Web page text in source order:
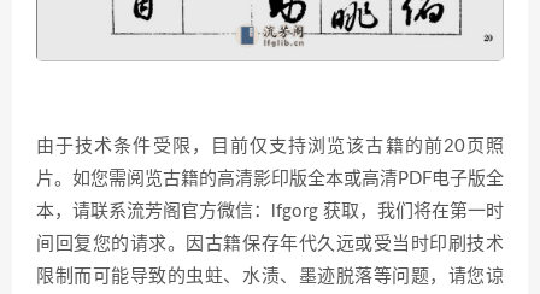
由于技术条件受限，目前仅支持浏览该古籍的前20页照
片。如您需阅览古籍的高清影印版全本或高清PDF电子版全
本，请联系流芳阁官方微信：lfgorg 获取，我们将在第一时
间回复您的请求。因古籍保存年代久远或受当时印刷技术
限制而可能导致的虫蛀、水渍、墨迹脱落等问题，请您谅